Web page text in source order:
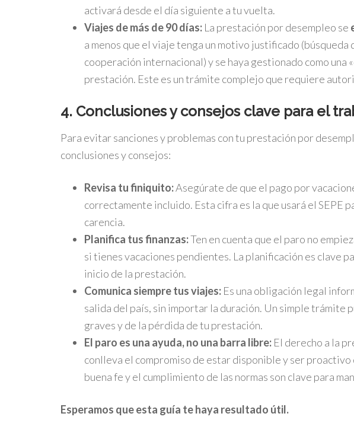
activará desde el día siguiente a tu vuelta.
Viajes de más de 90 días: La prestación por desempleo se
a menos que el viaje tenga un motivo justificado (búsqueda
cooperación internacional) y se haya gestionado como una
prestación. Este es un trámite complejo que requiere
4. Conclusiones y consejos clave para el
Para evitar sanciones y problemas con tu prestación por
conclusiones y consejos:
Revisa tu finiquito:Asegúrate de que el pago por
correctamente incluido. Esta cifra es la que usará el SEPE
carencia.
Planifica tus finanzas:Ten en cuenta que el paro no
si tienes vacaciones pendientes. La planificación es clave
inicio de la prestación.
Comunica siempre tus viajes: Es una obligación legal
salida del país, sin importar la duración. Un simple trámite
graves y de la pérdida de tu prestación.
El paro es una ayuda, no una barra libre: El derecho a la
conlleva el compromiso de estar disponible y ser proactivo
buena fe y el cumplimiento de las normas son clave para
Esperamos que esta guía te haya resultado útil.